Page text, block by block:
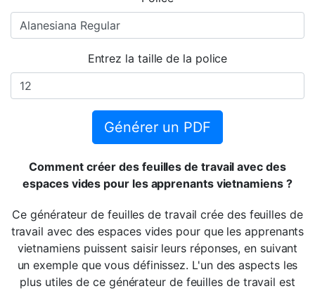
Entrez la taille de la police
Générer un PDF
Comment créer des feuilles de travail avec des
espaces vides pour les apprenants vietnamiens ?
Ce générateur de feuilles de travail crée des feuilles de
travail avec des espaces vides pour que les apprenants
vietnamiens puissent saisir leurs réponses, en suivant
un exemple que vous définissez. L'un des aspects les
plus utiles de ce générateur de feuilles de travail est